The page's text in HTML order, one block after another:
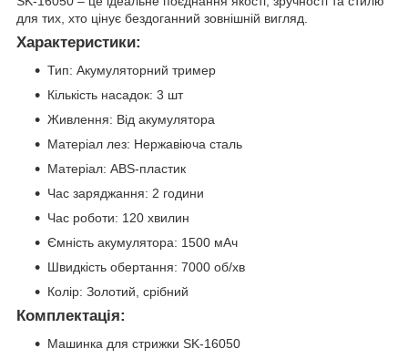
для тих, хто цінує бездоганний зовнішній вигляд.
Характеристики:
Тип: Акумуляторний тример
Кількість насадок: 3 шт
Живлення: Від акумулятора
Матеріал лез: Нержавіюча сталь
Матеріал: ABS-пластик
Час заряджання: 2 години
Час роботи: 120 хвилин
Ємність акумулятора: 1500 мАч
Швидкість обертання: 7000 об/хв
Колір: Золотий, срібний
Комплектація:
Машинка для стрижки SK-16050